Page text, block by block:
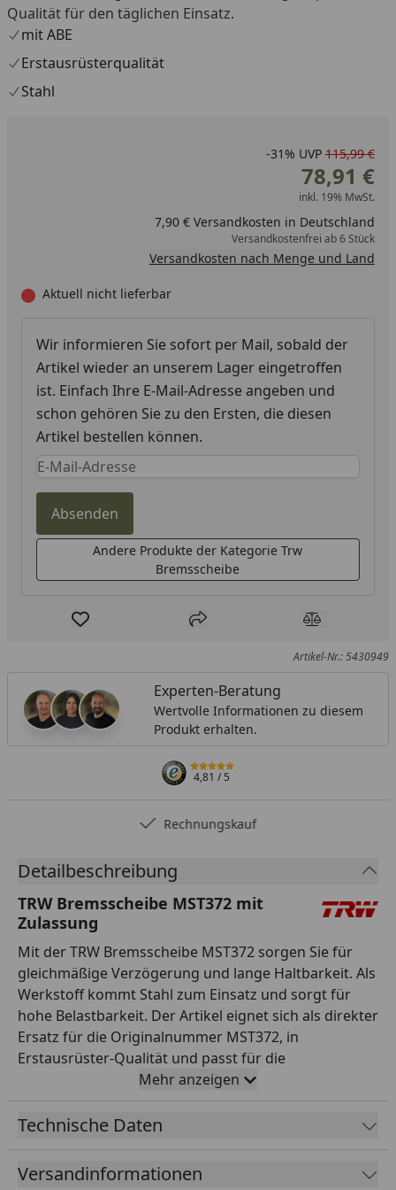
Qualität für den täglichen Einsatz.
mit ABE
Erstausrüsterqualität
Stahl
-31% UVP 115,99 €
78,91 €
inkl. 19% MwSt.
7,90 € Versandkosten in Deutschland
Versandkostenfrei ab 6 Stück
Versandkosten nach Menge und Land
Aktuell nicht lieferbar
Wir informieren Sie sofort per Mail, sobald der
Artikel wieder an unserem Lager eingetroffen
ist. Einfach Ihre E-Mail-Adresse angeben und
schon gehören Sie zu den Ersten, die diesen
Artikel bestellen können.
Keine Eingabe erforderlich
Eingabe erforderlich
Absenden
Andere Produkte der Kategorie Trw
Bremsscheibe
Produkt zur Wunschliste hinzufügen
Teilen Produkt
Artikel-Nr.: 5430949
Experten-Beratung
Wertvolle Informationen zu diesem
Produkt erhalten.
4,81/ 5
Rechnungskauf
Detailbeschreibung
TRW Bremsscheibe MST372 mit
Zulassung
Mit der TRW Bremsscheibe MST372 sorgen Sie für
gleichmäßige Verzögerung und lange Haltbarkeit. Als
Werkstoff kommt Stahl zum Einsatz und sorgt für
hohe Belastbarkeit. Der Artikel eignet sich als direkter
Ersatz für die Originalnummer MST372, in
Erstausrüster-Qualität und passt für die
entsprechenden Modelle laut TRW-Anwendungsliste.
Dank Zulassung ist der Einsatz im Straßenverkehr
ohne zusätzliche Eintragung möglich. TRW steht seit
mit Erstausrüster-Anspruch. Damit sind Sie für den
sicheren Betrieb Ihres Motorrads bestens gerüstet.
Mehr anzeigen
Technische Daten
Versandinformationen